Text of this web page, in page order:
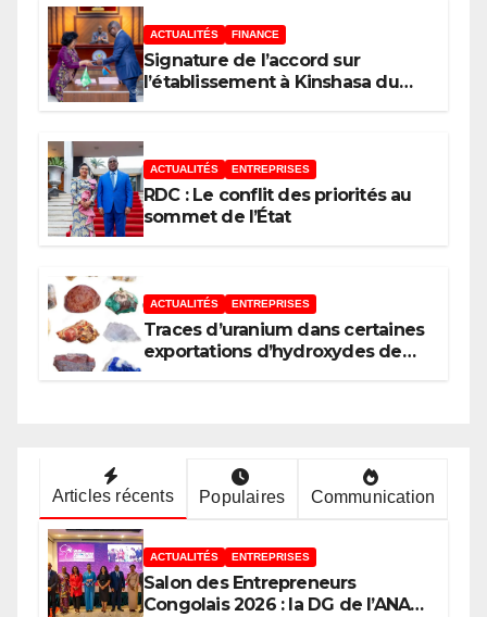
ACTUALITÉS FINANCE
Signature de l’accord sur
l’établissement à Kinshasa du
pour le développement de
l’Afrique (AUDA-NEPAD)
ACTUALITÉS ENTREPRISES
RDC : Le conflit des priorités au
sommet de l’État
ACTUALITÉS ENTREPRISES
Traces d’uranium dans certaines
exportations d’hydroxydes de
Articles récents Populaires Communication
ACTUALITÉS ENTREPRISES
Salon des Entrepreneurs
Congolais 2026 : la DG de l’ANAPI